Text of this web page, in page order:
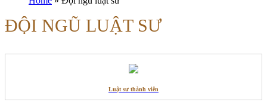
ĐỘI NGŨ LUẬT SƯ
Luật sư thành viên